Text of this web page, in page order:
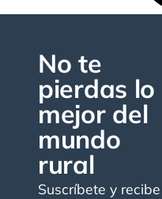
No te
pierdas lo
mejor del
mundo
rural
Suscríbete y recibe